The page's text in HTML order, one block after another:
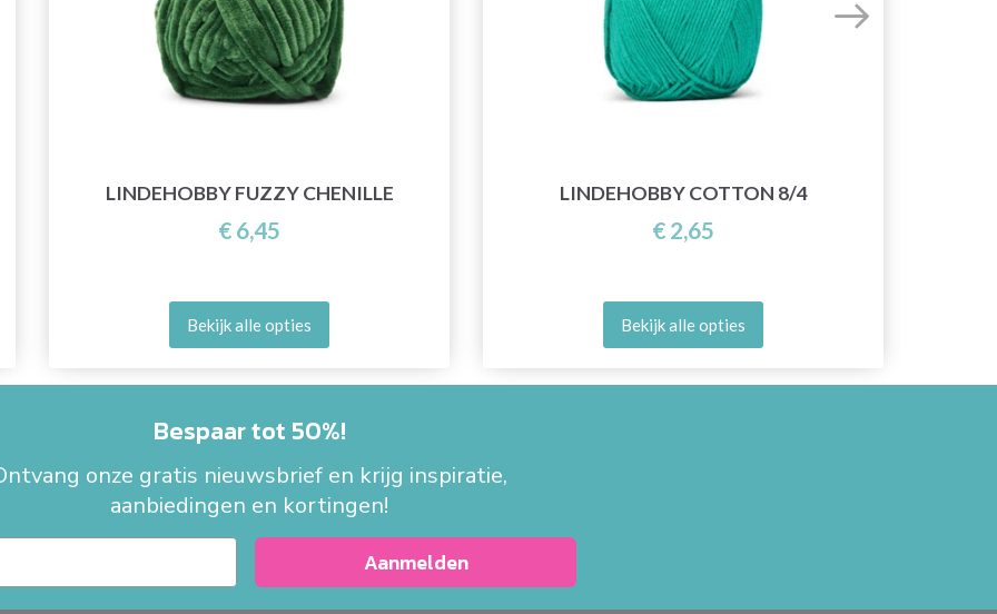
LINDEHOBBY FUZZY CHENILLE
€ 6,45
Bekijk alle opties
LINDEHOBBY COTTON 8/4
€ 2,65
Bekijk alle opties
Bespaar tot 50%!
onze gratis nieuwsbrief en krijg inspiratie,
aanbiedingen en kortingen!
Aanmelden